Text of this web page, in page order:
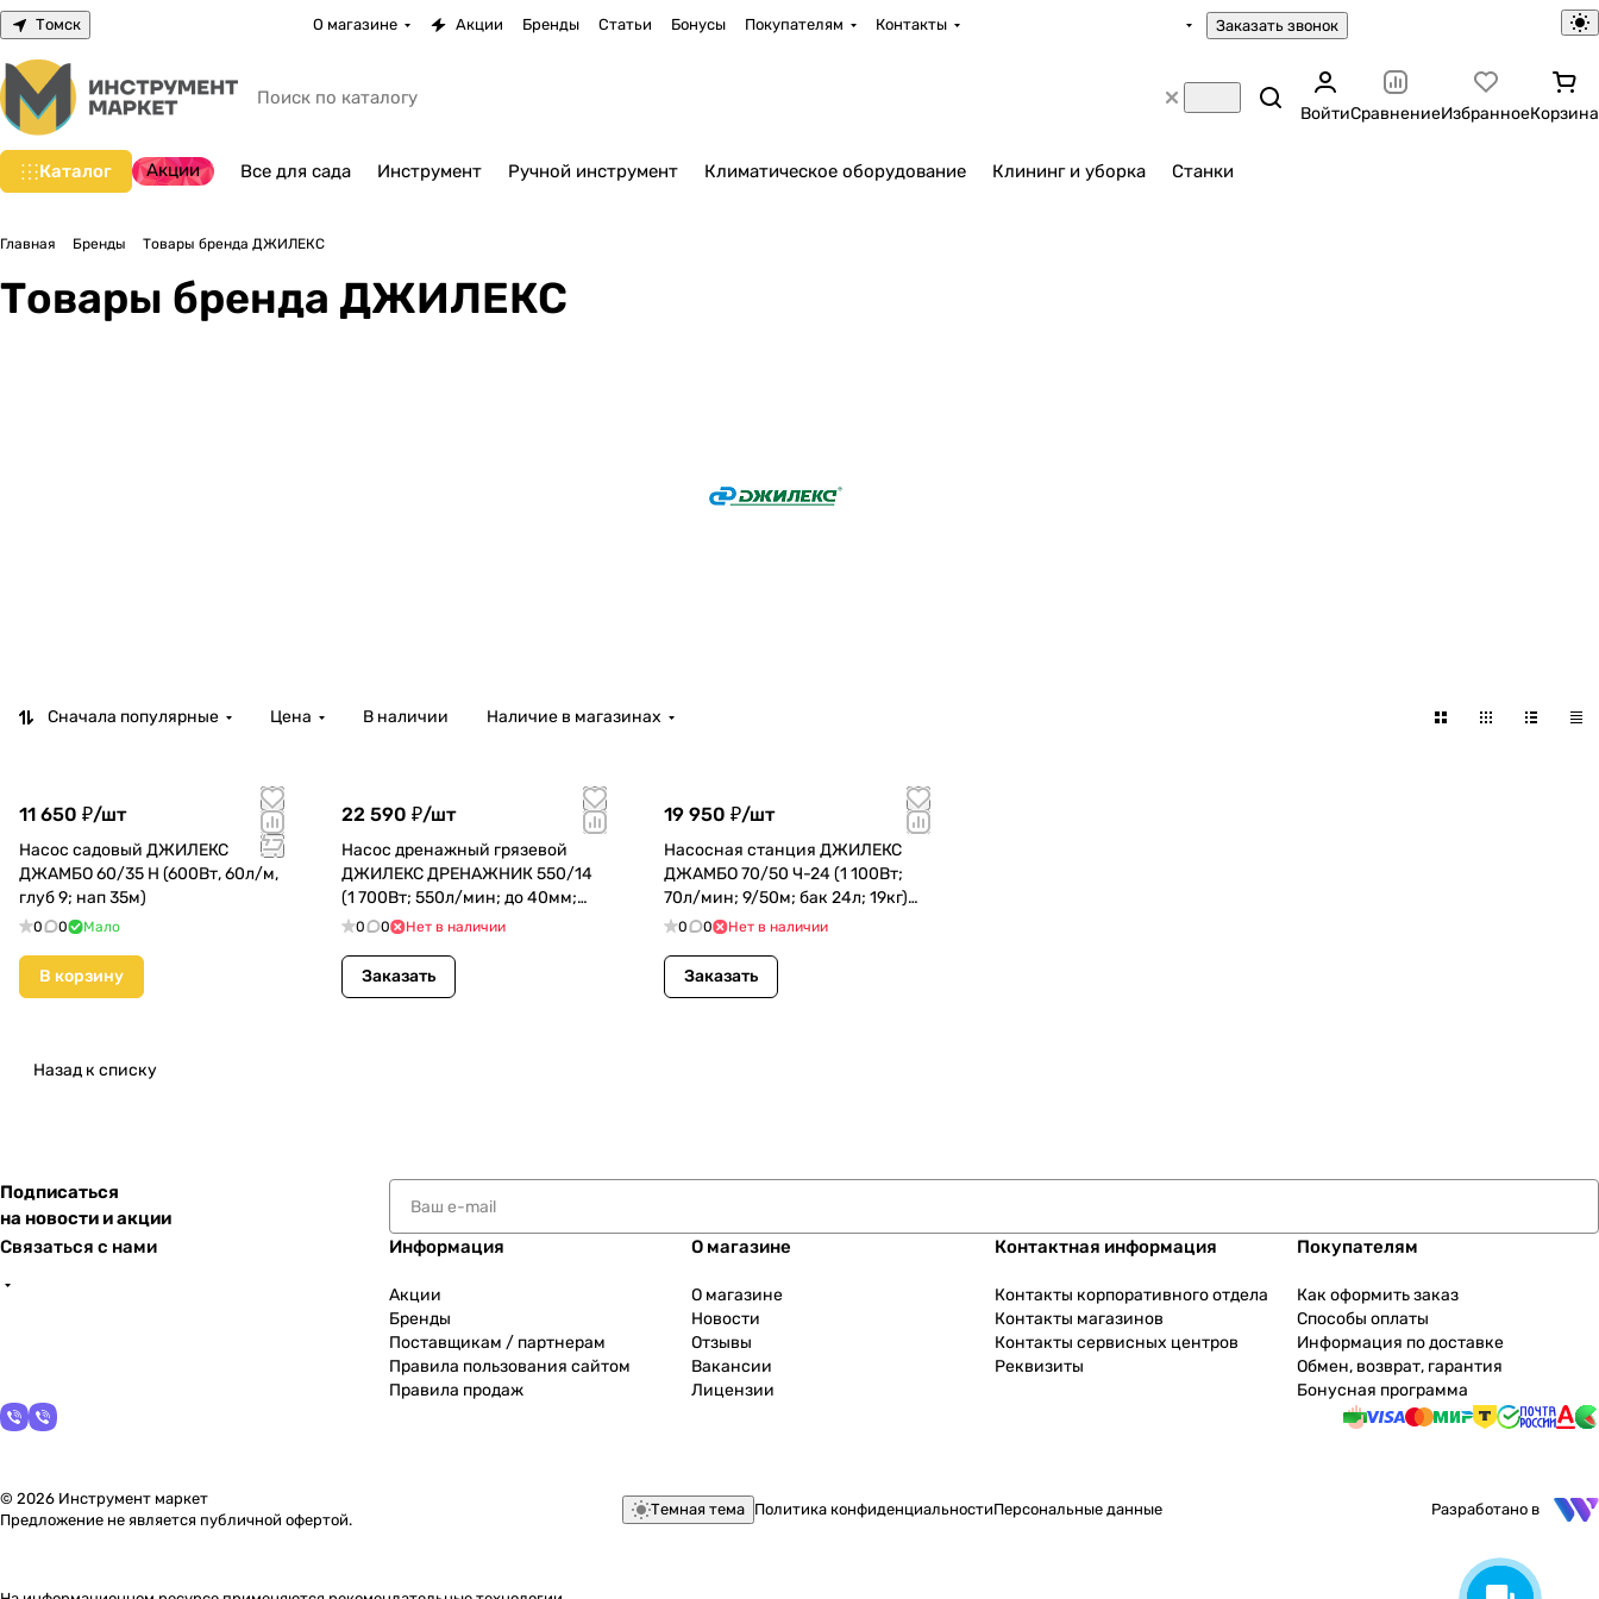
Томск О магазине Акции Бренды Статьи Бонусы Покупателям Контакты Заказать звонок
ВойтиСравнениеИзбранноеКорзина
Каталог Акции Все для сада Инструмент Ручной инструмент Климатическое оборудование Клининг и уборка Станки
Главная Бренды Товары бренда ДЖИЛЕКС
Товары бренда ДЖИЛЕКС
Сначала популярные Цена В наличии Наличие в магазинах
11 650 ₽/шт
Насос садовый ДЖИЛЕКС
ДЖАМБО 60/35 Н (600Вт, 60л/м,
глуб 9; нап 35м)
0 0 Мало
В корзину
22 590 ₽/шт
Насос дренажный грязевой
ДЖИЛЕКС ДРЕНАЖНИК 550/14
(1 700Вт; 550л/мин; до 40мм;
глуб 8м/напор 14м) (5
0 0 Нет в наличии
Заказать
19 950 ₽/шт
Насосная станция ДЖИЛЕКС
ДЖАМБО 70/50 Ч-24 (1 100Вт;
70л/мин; 9/50м; бак 24л; 19кг)
(4720)
0 0 Нет в наличии
Заказать
Назад к списку
Подписаться
на новости и акции
Связаться с нами
Информация
Акции
Бренды
Поставщикам / партнерам
Правила пользования сайтом
Правила продаж
О магазине
О магазине
Новости
Отзывы
Вакансии
Лицензии
Контактная информация
Контакты корпоративного отдела
Контакты магазинов
Контакты сервисных центров
Реквизиты
Покупателям
Как оформить заказ
Способы оплаты
Информация по доставке
Обмен, возврат, гарантия
Бонусная программа
© 2026 Инструмент маркет
Предложение не является публичной офертой.
Темная тема Политика конфиденциальностиПерсональные данные Разработано в